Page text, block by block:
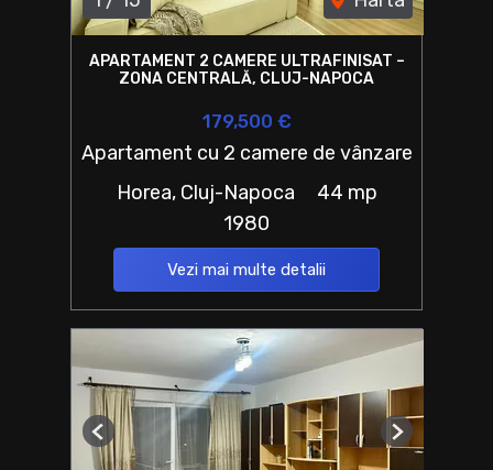
APARTAMENT 2 CAMERE ULTRAFINISAT –
ZONA CENTRALĂ, CLUJ-NAPOCA
179,500 €
Apartament cu 2 camere de vânzare
Horea, Cluj-Napoca
44 mp
1980
Vezi mai multe detalii
Previous Next